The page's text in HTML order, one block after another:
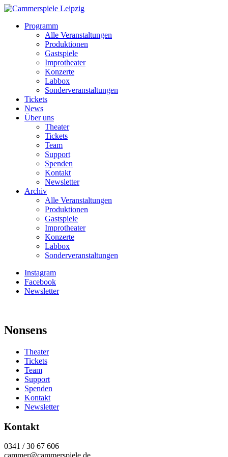
Programm
Alle Veranstaltungen
Produktionen
Gastspiele
Improtheater
Konzerte
Labbox
Sonderveranstaltungen
Tickets
News
Über uns
Theater
Tickets
Team
Support
Spenden
Kontakt
Newsletter
Archiv
Alle Veranstaltungen
Produktionen
Gastspiele
Improtheater
Konzerte
Labbox
Sonderveranstaltungen
Instagram
Facebook
Newsletter
Nonsens
Theater
Tickets
Team
Support
Spenden
Kontakt
Newsletter
Kontakt
0341 / 30 67 606